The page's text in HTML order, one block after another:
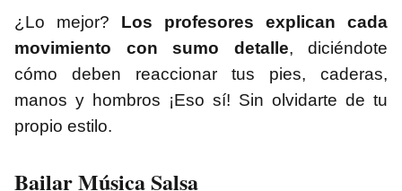
¿Lo mejor? Los profesores explican cada
movimiento con sumo detalle, diciéndote
cómo deben reaccionar tus pies, caderas,
manos y hombros ¡Eso sí! Sin olvidarte de tu
propio estilo.
Bailar Música Salsa